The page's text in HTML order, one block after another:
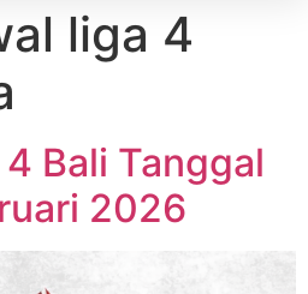
liga 4
Bali Tanggal
2026